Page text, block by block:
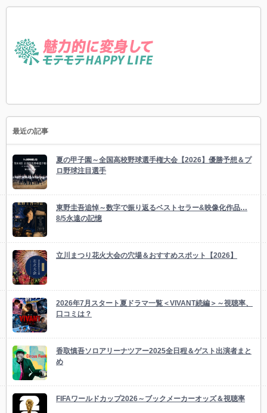
最近の記事
夏の甲子園～全国高校野球選手権大会【2026】優勝予想＆プ
ロ野球注目選手
東野圭吾追悼～数字で振り返るベストセラー&映像化作品…
8/5永遠の記憶
立川まつり花火大会の穴場＆おすすめスポット【2026】
2026年7月スタート夏ドラマ一覧＜VIVANT続編＞～視聴率、
口コミは？
香取慎吾ソロアリーナツアー2025全日程＆ゲスト出演者まと
め
FIFAワールドカップ2026～ブックメーカーオッズ＆視聴率